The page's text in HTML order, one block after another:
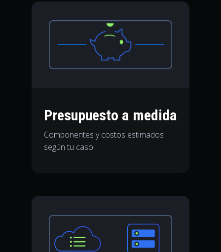
Presupuesto a medida
Componentes y costos estimados
según tu caso.